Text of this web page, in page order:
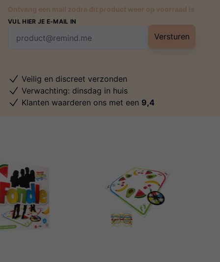
Ontvang een mail zodra dit product weer op voorraad is
VUL HIER JE E-MAIL IN
Versturen
Veilig en discreet verzonden
Verwachting: dinsdag in huis
Klanten waarderen ons met een 9,4